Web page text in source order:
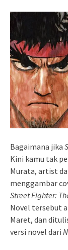
Bagaimana jika
Kini kamu tak
Murata, artist
menggambar
Street Fighter:
Novel tersebut
Maret, dan
versi novel dari